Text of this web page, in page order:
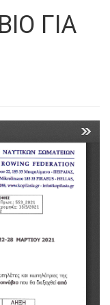
ΓΙΑ